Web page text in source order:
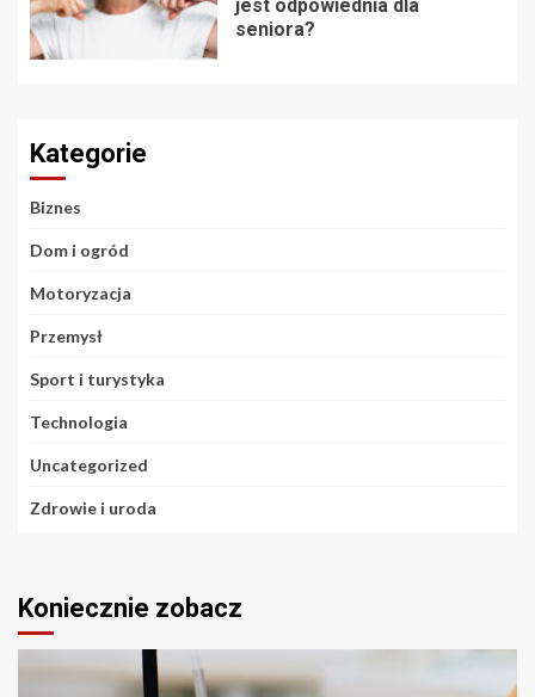
jest odpowiednia dla
seniora?
Kategorie
Biznes
Dom i ogród
Motoryzacja
Przemysł
Sport i turystyka
Technologia
Uncategorized
Zdrowie i uroda
Koniecznie zobacz